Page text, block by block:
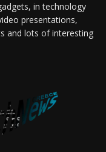
in technology
presentations,
and lots of interesting